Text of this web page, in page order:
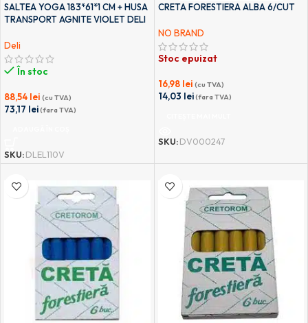
SALTEA YOGA 183*61*1 CM + HUSA
TRANSPORT AGNITE VIOLET DELI
Deli
În stoc
88,54 lei (cu TVA)
73,17 lei(fara TVA)
SKU:DLEL110V
CRETA FORESTIERA ALBA 6/CUT
NO BRAND
Stoc epuizat
16,98 lei (cu TVA)
14,03 lei(fara TVA)
SKU:DV000247